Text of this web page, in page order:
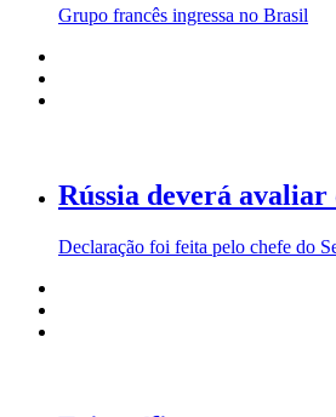
Grupo francês ingressa no Brasil
Rússia deverá
Declaração foi feita pelo chefe do